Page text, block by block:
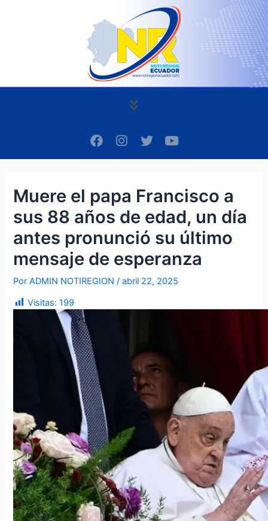
Menú
F
a
c
o
k
I
n
s
g
a
m
T
w
i
e
Y
o
u
b
Muere el papa Francisco a
sus 88 años de edad, un día
antes pronunció su último
mensaje de esperanza
PorADMIN NOTIREGION/abril 22, 2025
Visitas: 199